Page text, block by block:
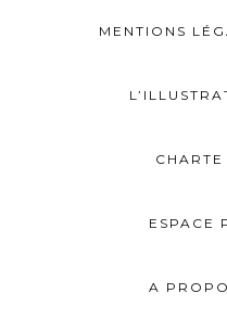
MENTIONS
ESPACE
A